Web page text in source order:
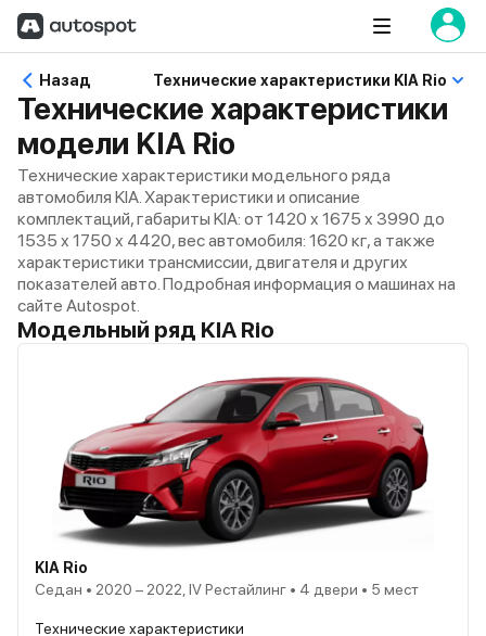
Назад Технические характеристики KIA Rio
Технические характеристики
модели KIA Rio
Технические характеристики модельного ряда
автомобиля KIA. Характеристики и описание
комплектаций, габариты KIA: от 1420 x 1675 x 3990 до
1535 x 1750 x 4420, вес автомобиля: 1620 кг, а также
характеристики трансмиссии, двигателя и других
показателей авто. Подробная информация о машинах на
сайте Autospot.
Модельный ряд KIA Rio
KIA Rio
Седан • 2020 – 2022, IV Рестайлинг • 4 двери • 5 мест
Технические характеристики